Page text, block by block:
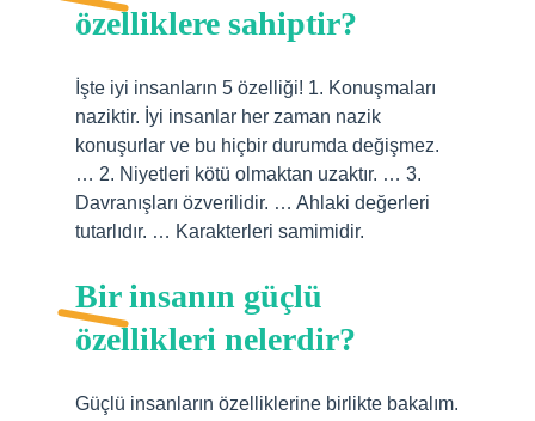
özelliklere sahiptir?
İşte iyi insanların 5 özelliği! 1. Konuşmaları
naziktir. İyi insanlar her zaman nazik
konuşurlar ve bu hiçbir durumda değişmez.
… 2. Niyetleri kötü olmaktan uzaktır. … 3.
Davranışları özverilidir. … Ahlaki değerleri
tutarlıdır. … Karakterleri samimidir.
Bir insanın güçlü
özellikleri nelerdir?
Güçlü insanların özelliklerine birlikte bakalım.